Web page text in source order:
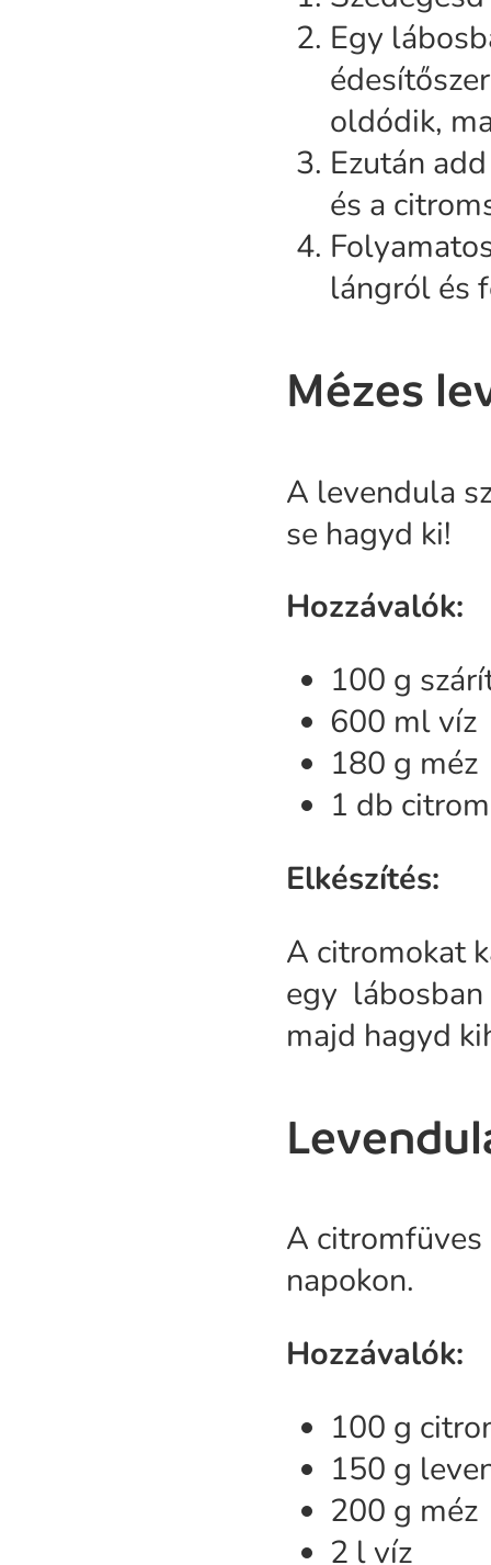
Egy
oldódik,
Ezután
és a
lángról és
Mézes
A levendula
se hagyd ki!
Hozzávalók:
100 g
600 ml víz
180 g méz
1 db citrom
Elkészítés:
A citromokat
egy lábosban
majd hagyd
A citromfüves
napokon.
Hozzávalók:
100 g
150 g
200 g méz
2 l víz